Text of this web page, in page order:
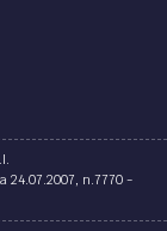
24.07.2007, n.7770 -